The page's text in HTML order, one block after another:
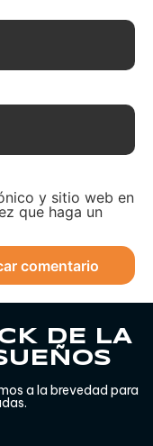
y sitio web en
que haga un
DE LA
a la brevedad para